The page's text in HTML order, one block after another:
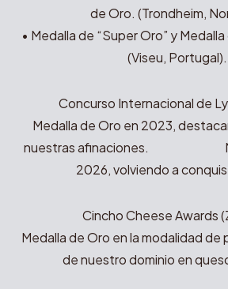
de Oro. (Trondheim,
• Medalla de “Super Oro” y
(Viseu, Portugal).
Concurso Internacional de
Medalla de Oro en 2023,
nuestras afinaciones.
2026, volviendo a
Cincho Cheese Awards
Medalla de Oro en la modalidad de
de nuestro dominio en